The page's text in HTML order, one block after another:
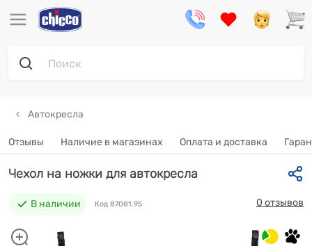
Автокресла
Отзывы Наличие в магазинах Оплата и доставка
Чехол на ножки для автокресла
В наличии Код 87081.95 0 отзывов